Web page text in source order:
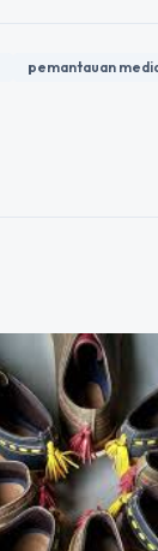
pemantauan